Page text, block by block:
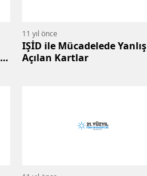
11 yıl önce
IŞİD ile Mücadelede Yanlış
Açılan Kartlar